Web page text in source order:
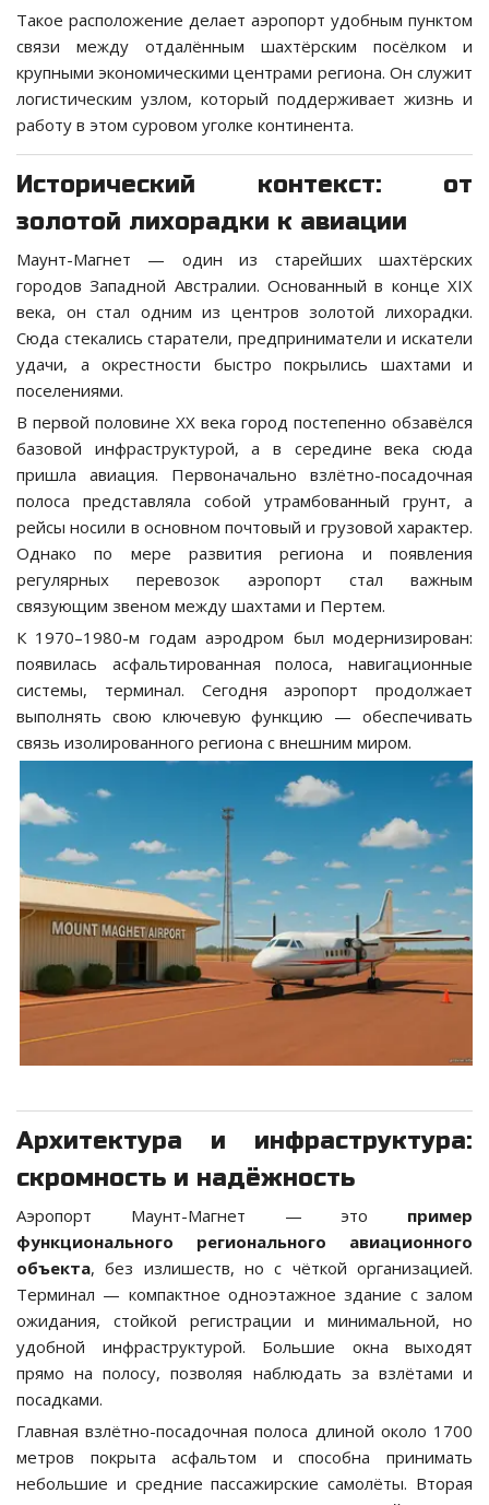
Такое расположение делает аэропорт удобным пунктом
связи между отдалённым шахтёрским посёлком и
крупными экономическими центрами региона. Он служит
логистическим узлом, который поддерживает жизнь и
работу в этом суровом уголке континента.
Исторический контекст: от
золотой лихорадки к авиации
Маунт-Магнет — один из старейших шахтёрских
городов Западной Австралии. Основанный в конце XIX
века, он стал одним из центров золотой лихорадки.
Сюда стекались старатели, предприниматели и искатели
удачи, а окрестности быстро покрылись шахтами и
поселениями.
В первой половине XX века город постепенно обзавёлся
базовой инфраструктурой, а в середине века сюда
пришла авиация. Первоначально взлётно-посадочная
полоса представляла собой утрамбованный грунт, а
рейсы носили в основном почтовый и грузовой характер.
Однако по мере развития региона и появления
регулярных перевозок аэропорт стал важным
связующим звеном между шахтами и Пертем.
К 1970–1980-м годам аэродром был модернизирован:
появилась асфальтированная полоса, навигационные
системы, терминал. Сегодня аэропорт продолжает
выполнять свою ключевую функцию — обеспечивать
связь изолированного региона с внешним миром.
Архитектура и инфраструктура:
скромность и надёжность
Аэропорт Маунт-Магнет — это пример
функционального регионального авиационного
объекта, без излишеств, но с чёткой организацией.
Терминал — компактное одноэтажное здание с залом
ожидания, стойкой регистрации и минимальной, но
удобной инфраструктурой. Большие окна выходят
прямо на полосу, позволяя наблюдать за взлётами и
посадками.
Главная взлётно-посадочная полоса длиной около 1700
метров покрыта асфальтом и способна принимать
небольшие и средние пассажирские самолёты. Вторая